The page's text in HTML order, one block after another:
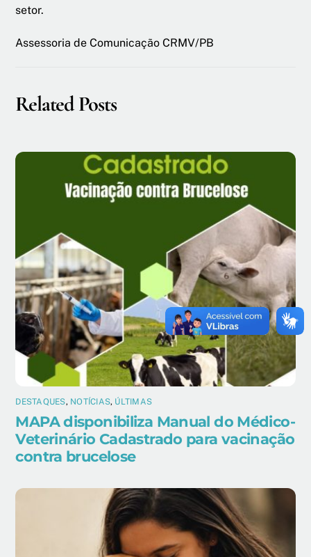
setor.
Assessoria de Comunicação CRMV/PB
Related Posts
DESTAQUES, NOTÍCIAS, ÚLTIMAS
MAPA disponibiliza Manual do Médico-
Veterinário Cadastrado para vacinação
contra brucelose